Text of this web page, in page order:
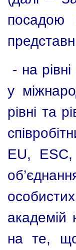
посадою
- на
у
рівні та
EU, ESC
академій
на те,